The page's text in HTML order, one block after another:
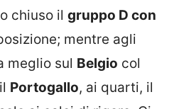
chiuso il gruppo D con
mentre agli
meglio sul Belgio col
Portogallo, ai quarti, il